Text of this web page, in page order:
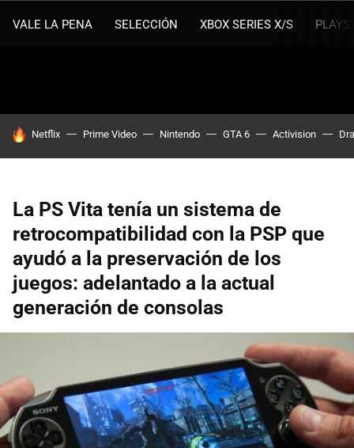
VALE LA PENA SELECCIÓN XBOX SERIES X/S
HOY SE HABLA DE
Netflix Prime Video Nintendo GTA 6 Activision
La PS Vita tenía un sistema de
retrocompatibilidad con la PSP que
ayudó a la preservación de los
juegos: adelantado a la actual
generación de consolas